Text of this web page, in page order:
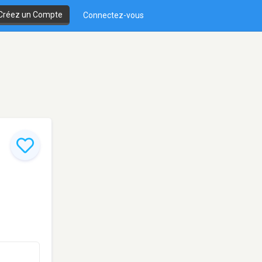
un Compte Connectez-vous